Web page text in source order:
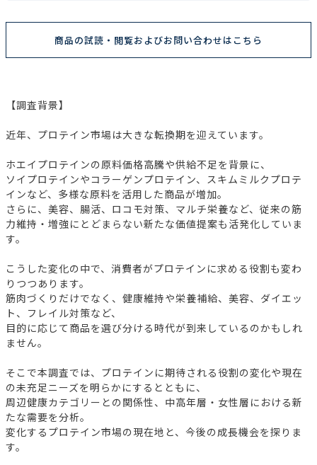
商品の試読・閲覧およびお問い合わせはこちら
【調査背景】
近年、プロテイン市場は大きな転換期を迎えています。
ホエイプロテインの原料価格高騰や供給不足を背景に、
ソイプロテインやコラーゲンプロテイン、スキムミルクプロテ
インなど、多様な原料を活用した商品が増加。
さらに、美容、腸活、ロコモ対策、マルチ栄養など、従来の筋
力維持・増強にとどまらない新たな価値提案も活発化していま
す。
こうした変化の中で、消費者がプロテインに求める役割も変わ
りつつあります。
筋肉づくりだけでなく、健康維持や栄養補給、美容、ダイエッ
ト、フレイル対策など、
目的に応じて商品を選び分ける時代が到来しているのかもしれ
ません。
そこで本調査では、プロテインに期待される役割の変化や現在
の未充足ニーズを明らかにするとともに、
周辺健康カテゴリーとの関係性、中高年層・女性層における新
たな需要を分析。
変化するプロテイン市場の現在地と、今後の成長機会を探りま
す。